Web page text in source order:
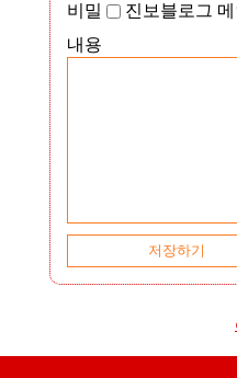
비밀
진보블로그
내용